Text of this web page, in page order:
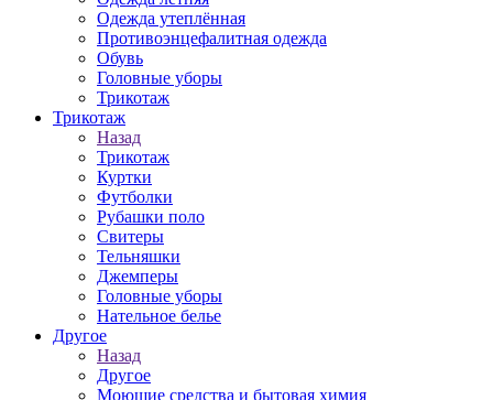
Одежда утеплённая
Противоэнцефалитная одежда
Обувь
Головные уборы
Трикотаж
Трикотаж
Назад
Трикотаж
Куртки
Футболки
Рубашки поло
Свитеры
Тельняшки
Джемперы
Головные уборы
Нательное белье
Другое
Назад
Другое
Моющие средства и бытовая химия